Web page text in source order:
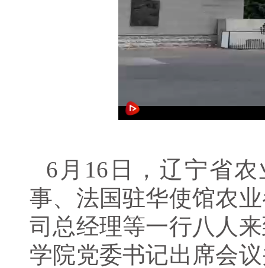
6月16日，辽宁省
事、法国驻华使馆农
司总经理等一行八人
学院党委书记出席会